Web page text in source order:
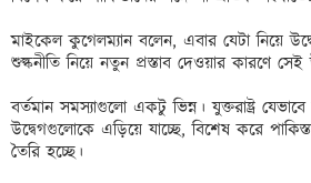
মাইকেল কুগেলম্যান বলেন, এবার যেটা নিয়ে
শুল্কনীতি নিয়ে নতুন প্রস্তাব দেওয়ার কারণে
বর্তমান সমস্যাগুলো একটু ভিন্ন। যুক্তরাষ্ট্র
উদ্বেগগুলোকে এড়িয়ে যাচ্ছে, বিশেষ করে
তৈরি হচ্ছে।